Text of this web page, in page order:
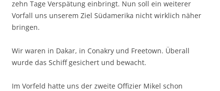
zehn Tage Verspätung einbringt. Nun soll ein weiterer
Vorfall uns unserem Ziel Südamerika nicht wirklich näher
bringen.
Wir waren in Dakar, in Conakry und Freetown. Überall
wurde das Schiff gesichert und bewacht.
Im Vorfeld hatte uns der zweite Offizier Mikel schon